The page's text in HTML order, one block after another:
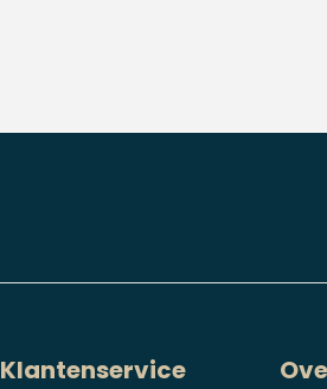
Klantenservice